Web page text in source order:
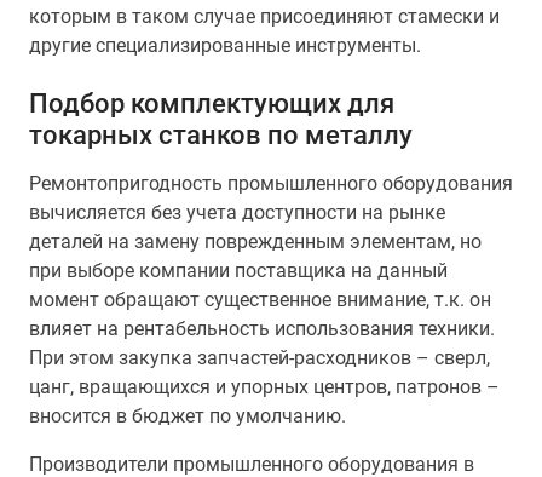
которым в таком случае присоединяют стамески и
другие специализированные инструменты.
Подбор комплектующих для
токарных станков по металлу
Ремонтопригодность промышленного оборудования
вычисляется без учета доступности на рынке
деталей на замену поврежденным элементам, но
при выборе компании поставщика на данный
момент обращают существенное внимание, т.к. он
влияет на рентабельность использования техники.
При этом закупка запчастей-расходников – сверл,
цанг, вращающихся и упорных центров, патронов –
вносится в бюджет по умолчанию.
Производители промышленного оборудования в